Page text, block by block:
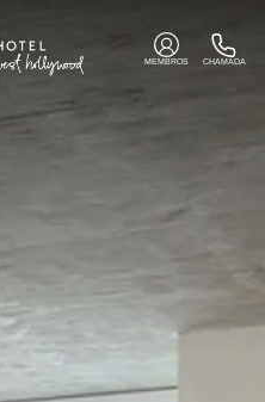
MEMBROS CHAMADA